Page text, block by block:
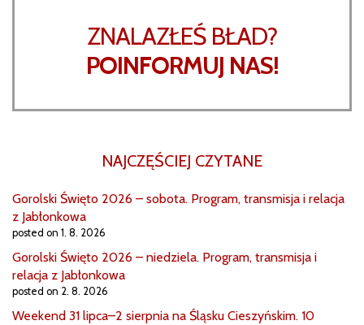
ZNALAZŁEŚ BŁAD?
POINFORMUJ NAS!
NAJCZĘŚCIEJ CZYTANE
Gorolski Święto 2026 – sobota. Program, transmisja i relacja
z Jabłonkowa
posted on 1. 8. 2026
Gorolski Święto 2026 – niedziela. Program, transmisja i
relacja z Jabłonkowa
posted on 2. 8. 2026
Weekend 31 lipca–2 sierpnia na Śląsku Cieszyńskim. 10